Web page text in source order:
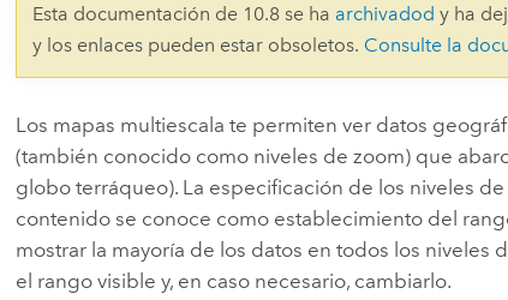
Esta documentación de 10.8 se ha archivadod y ha
y los enlaces pueden estar obsoletos. Consulte la
Los mapas multiescala te permiten ver datos
(también conocido como niveles de zoom) que
globo terráqueo). La especificación de los niveles
contenido se conoce como establecimiento del
mostrar la mayoría de los datos en todos los niveles
el rango visible y, en caso necesario, cambiarlo.